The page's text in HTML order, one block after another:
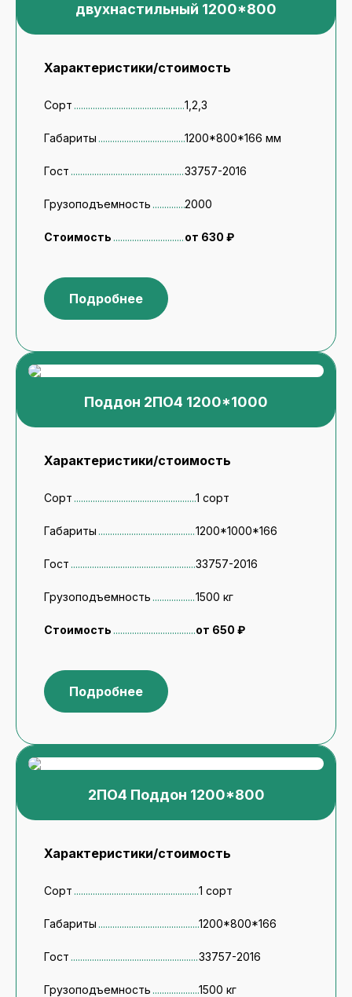
двухнастильный 1200*800
Характеристики/стоимость
Сорт 1,2,3
Габариты 1200*800*166 мм
Гост 33757-2016
Грузоподъемность 2000
Стоимость от 630 ₽
Подробнее
Поддон 2ПО4 1200*1000
Характеристики/стоимость
Сорт 1 сорт
Габариты 1200*1000*166
Гост 33757-2016
Грузоподъемность 1500 кг
Стоимость от 650 ₽
Подробнее
2ПО4 Поддон 1200*800
Характеристики/стоимость
Сорт 1 сорт
Габариты 1200*800*166
Гост 33757-2016
Грузоподъемность 1500 кг